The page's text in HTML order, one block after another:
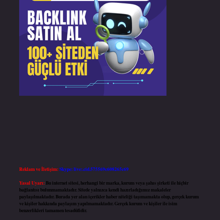
Reklam ve İletişim:Skype: live:.cid.575569c608265c69
Yasal Uyarı: Bu internet sitesi, herhangi bir marka, kurum veya şahıs şirketi ile hiçbir
bağlantısı bulunmamaktadır. Sitede yalnızca kendi hazırladığımız makaleler
paylaşılmaktadır. Burada yer alan içerikler haber niteliği taşımamakta olup, gerçek kurum
ve kişiler hakkında paylaşım yapılmamaktadır. Gerçek kurum ve kişiler ile isim
benzerlikleri tamamen tesadüfidir.